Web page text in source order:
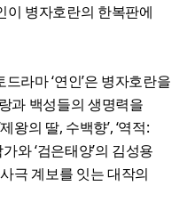
이 병자호란의 한복판에
라마 ‘연인’은 병자호란을
과 백성들의 생명력을
왕의 딸, 수백향’, ‘역적:
와 ‘검은태양’의 김성용
극 계보를 잇는 대작의